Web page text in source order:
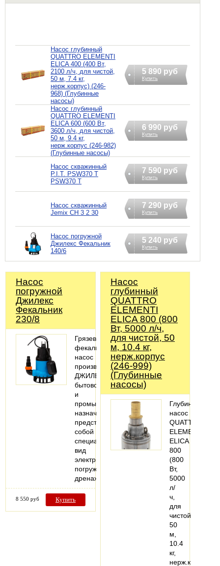
Насос глубинный
QUATTRO ELEMENTI
ELICA 400 (400 Вт,
2100 л/ч, для чистой,
50 м, 7.4 кг,
нерж.корпус) (246-
968) (Глубинные
насосы)
5 890 руб
Купить
Насос глубинный
QUATTRO ELEMENTI
ELICA 600 (600 Вт,
3600 л/ч, для чистой,
50 м, 9.4 кг,
нерж.корпус (246-982)
(Глубинные насосы)
6 990 руб
Купить
Насос скважинный
P.I.T. PSW370 T
PSW370 T
7 590 руб
Купить
Насос скважинный
Jemix СН 3 2 30
7 290 руб
Купить
Насос погружной
Джилекс Фекальник
140/6
5 240 руб
Купить
Насос
погружной
Джилекс
Фекальник
230/8
Грязевой
фекальный
насос
производства
ДЖИЛЕКС
бытового
и
промышленного
назначения
представляет
собой
специальный
вид
электрических
погружных
дренажных…
8 550 руб Купить
Насос
глубинный
QUATTRO
ELEMENTI
ELICA 800 (800
Вт, 5000 л/ч,
для чистой, 50
м, 10.4 кг,
нерж.корпус
(246-999)
(Глубинные
насосы)
Глубинный
насос
QUATTRO
ELEMENTI
ELICA
800
(800
Вт,
5000
л/
ч,
для
чистой,
50
м,
10.4
кг,
нерж.корпус,